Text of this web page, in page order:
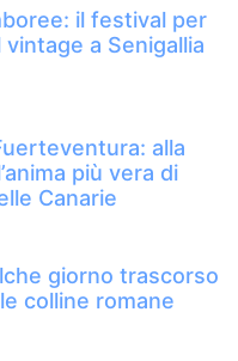
il festival per
a Senigallia
alla
più vera di
Canarie
giorno trascorso
colline romane